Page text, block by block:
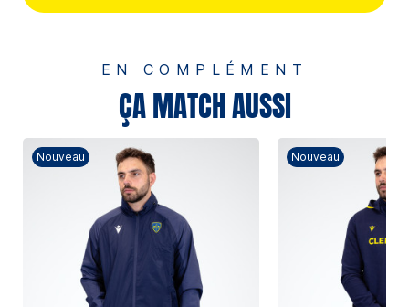
EN COMPLÉMENT
ÇA MATCH AUSSI
Nouveau Nouveau